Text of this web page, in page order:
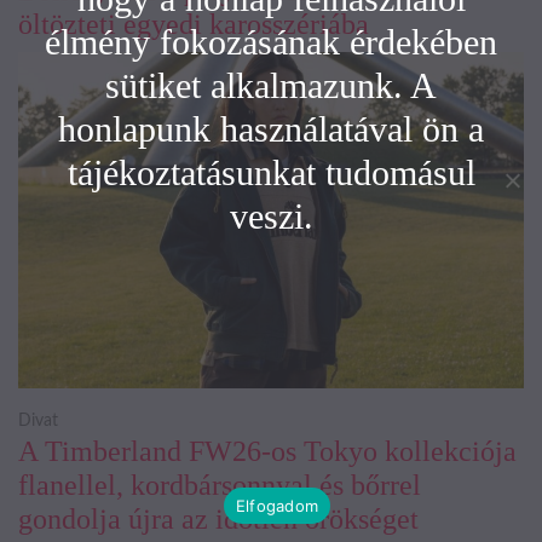
öltözteti egyedi karosszériába
A Timberland FW26-os Tokyo kollekciója
flanellel, kordbársonnyal és bőrrel
gondolja újra az időtlen örökséget
Divat
élmény fokozásának érdekében
sütiket alkalmazunk. A
honlapunk használatával ön a
tájékoztatásunkat tudomásul
veszi.
Elfogadom